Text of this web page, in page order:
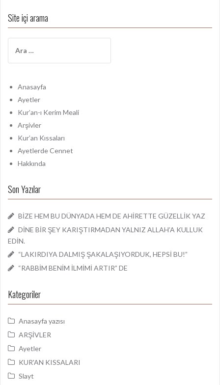
Site içi arama
a
a
Anasayfa
Ayetler
Kur’an-ı Kerim Meali
Arşivler
Kur’an Kıssaları
Ayetlerde Cennet
Hakkında
Son Yazılar
BİZE HEM BU DÜNYADA HEM DE AHİRETTE GÜZELLİK YAZ
DİNE BİR ŞEY KARIŞTIRMADAN YALNIZ ALLAH’A KULLUK
EDİN.
“LAKIRDIYA DALMIŞ ŞAKALAŞIYORDUK, HEPSİ BU!”
“RABBİM BENİM İLMİMİ ARTIR” DE
Kategoriler
Anasayfa yazısı
ARŞİVLER
Ayetler
KUR'AN KISSALARI
Slayt